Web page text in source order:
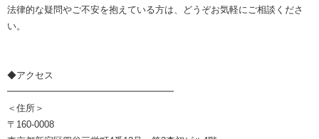
法律的な疑問やご不安を抱えている方は、どうぞお気軽にご相談くださ
い。
◆アクセス
━━━━━━━━━━━━━━━━━━
＜住所＞
〒160-0008